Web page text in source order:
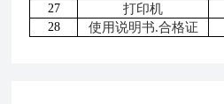
27 打印机
28 使用说明书.合格证